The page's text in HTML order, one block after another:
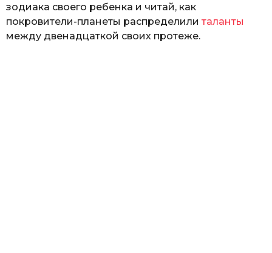
зодиака своего ребенка и читай, как
покровители-планеты распределили таланты
между двенадцаткой своих протеже.